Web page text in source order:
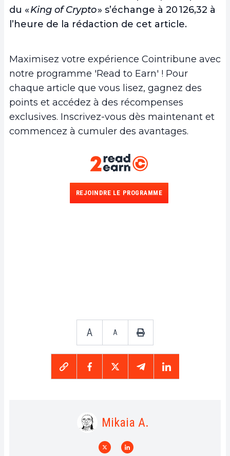
du «King of Crypto» s’échange à 20 126,32 à
l’heure de la rédaction de cet article.
Maximisez votre expérience Cointribune avec
notre programme 'Read to Earn' ! Pour
chaque article que vous lisez, gagnez des
points et accédez à des récompenses
exclusives. Inscrivez-vous dès maintenant et
commencez à cumuler des avantages.
REJOINDRE LE PROGRAMME
A A
Mikaia A.